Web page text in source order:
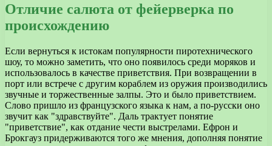
Отличие салюта от фейерверка по
происхождению
Если вернуться к истокам популярности пиротехнического
шоу, то можно заметить, что оно появилось среди моряков и
использовалось в качестве приветствия. При возвращении в
порт или встрече с другим кораблем из оружия производились
звучные и торжественные залпы. Это и было приветствием.
Слово пришло из французского языка к нам, а по-русски оно
звучит как "здравствуйте". Даль трактует понятие
"приветствие", как отдание чести выстрелами. Ефрон и
Брокгауз придерживаются того же мнения, дополняя понятие